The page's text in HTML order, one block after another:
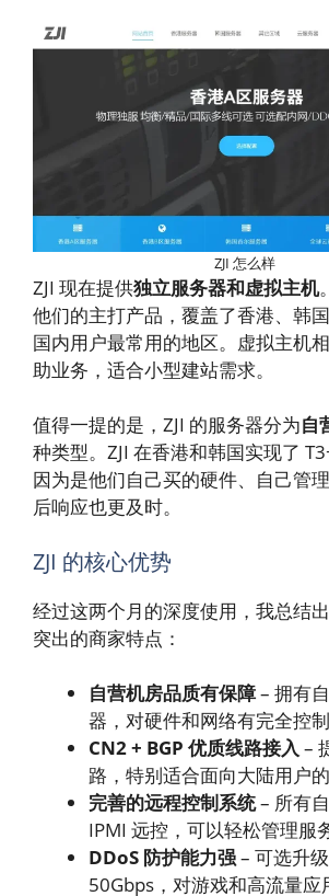
ZJI 怎么样
ZJI 现在提供独立服务器和虚拟主机
他们的主打产品，覆盖了香港、韩
国内用户最常用的地区。虚拟主机
助业务，适合小型建站需求。
值得一提的是，ZJI 的服务器分为自
种类型。ZJI 在香港和韩国实现了
因为是他们自己买的硬件、自己管
后响应也更及时。
ZJI 的核心优势
经过这两个月的深度使用，我总结
突出的商家特点：
自营机房品质有保障– 拥有
器，对硬件和网络有完全控
CN2 + BGP 优质线路接入 –
路，特别适合面向大陆用户
完善的远程控制系统– 所有
IPMI 远控，可以轻松管理服
DDoS 防护能力强– 可选升
50Gbps，对游戏和高流量应